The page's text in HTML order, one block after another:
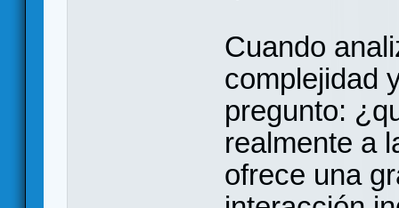
Cuando
complejidad
pregunto:
realmente a
ofrece una